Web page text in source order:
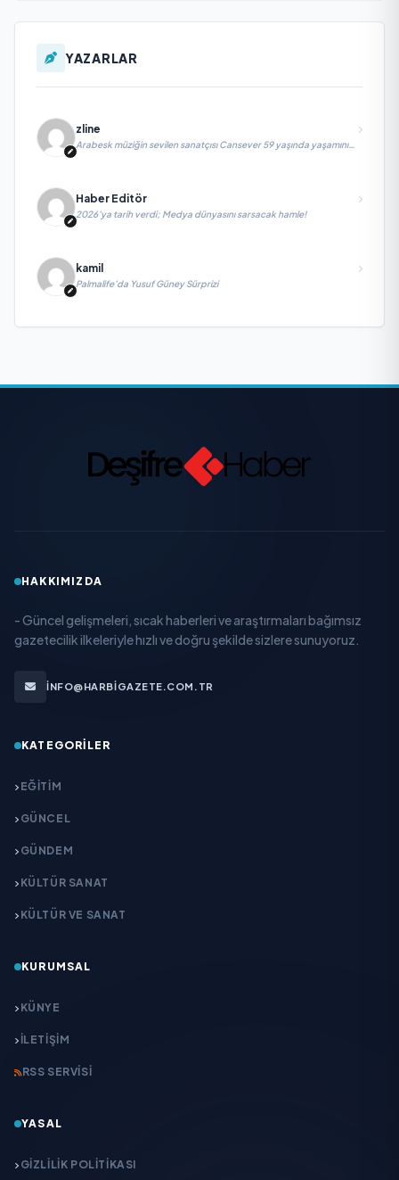
YAZARLAR
zline
Arabesk müziğin sevilen sanatçısı Cansever 59 yaşında yaşamını
Haber Editör
2026’ya tarih verdi; Medya dünyasını sarsacak hamle!
kamil
Palmalife’da Yusuf Güney Sürprizi
HAKKIMIZDA
- Güncel gelişmeleri, sıcak haberleri ve araştırmaları bağımsız
gazetecilik ilkeleriyle hızlı ve doğru şekilde sizlere sunuyoruz.
INFO@HARBIGAZETE.COM.TR
KATEGORILER
EĞITIM
GÜNCEL
GÜNDEM
KÜLTÜR SANAT
KÜLTÜR VE SANAT
KURUMSAL
KÜNYE
İLETIŞIM
RSS SERVISI
YASAL
GIZLILIK POLITIKASI